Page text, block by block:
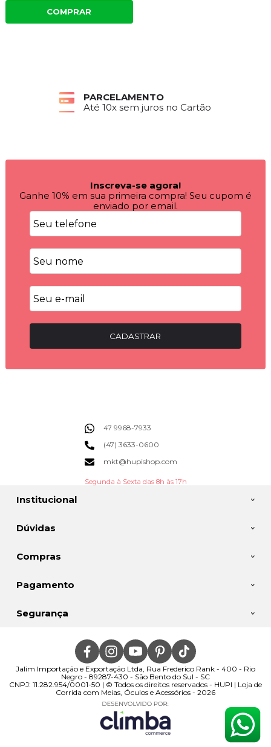
COMPRAR
PARCELAMENTO
Até 10x sem juros no Cartão
Inscreva-se agora!
Ganhe 10% em sua primeira compra! Seu cupom é
enviado por email.
CADASTRAR
Institucional
Dúvidas
Compras
47 9968-7933
(47) 3633-0600
mkt@hupishop.com
Segunda à Sexta das 8h às 17h
Pagamento
Segurança
Jalim Importação e Exportação Ltda, Rua Frederico Rank - 400 - Rio
Negro - 89287-430 - São Bento do Sul - SC
CNPJ: 11.282.954/0001-50 | © Todos os direitos reservados - HUPI | Loja de
Corrida com Meias, Óculos e Acessórios - 2026